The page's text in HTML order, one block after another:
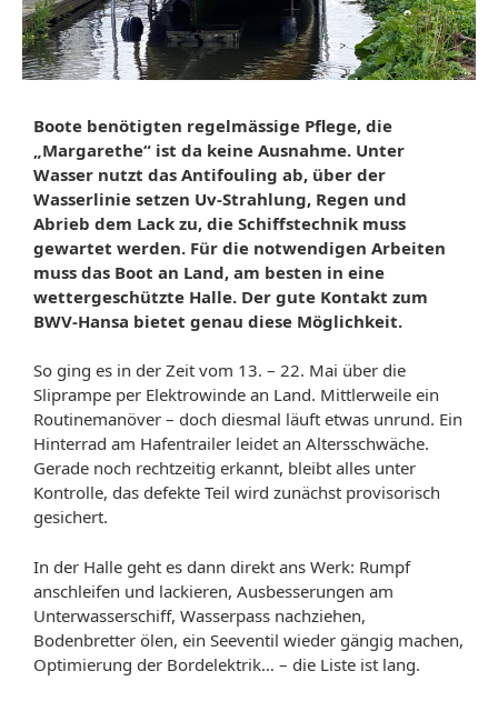
Boote benötigten regelmässige Pflege, die
„Margarethe“ ist da keine Ausnahme. Unter
Wasser nutzt das Antifouling ab, über der
Wasserlinie setzen Uv-Strahlung, Regen und
Abrieb dem Lack zu, die Schiffstechnik muss
gewartet werden. Für die notwendigen Arbeiten
muss das Boot an Land, am besten in eine
wettergeschützte Halle. Der gute Kontakt zum
BWV-Hansa bietet genau diese Möglichkeit.
So ging es in der Zeit vom 13. – 22. Mai über die
Sliprampe per Elektrowinde an Land. Mittlerweile ein
Routinemanöver – doch diesmal läuft etwas unrund. Ein
Hinterrad am Hafentrailer leidet an Altersschwäche.
Gerade noch rechtzeitig erkannt, bleibt alles unter
Kontrolle, das defekte Teil wird zunächst provisorisch
gesichert.
In der Halle geht es dann direkt ans Werk: Rumpf
anschleifen und lackieren, Ausbesserungen am
Unterwasserschiff, Wasserpass nachziehen,
Bodenbretter ölen, ein Seeventil wieder gängig machen,
Optimierung der Bordelektrik… – die Liste ist lang.